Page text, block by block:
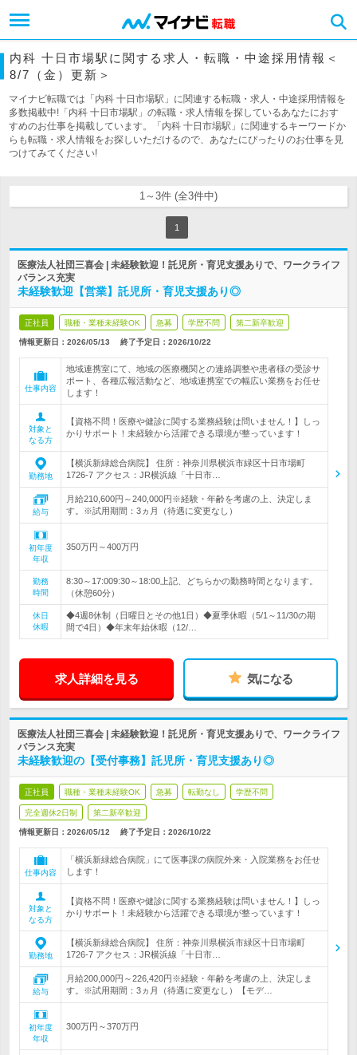
内科 十日市場駅に関する求人・転職・中途採用情報＜
8/7（金）更新＞
マイナビ転職では「内科 十日市場駅」に関連する転職・求人・中途採用情報を
多数掲載中!「内科 十日市場駅」の転職・求人情報を探しているあなたにおす
すめのお仕事を掲載しています。「内科 十日市場駅」に関連するキーワードか
らも転職・求人情報をお探しいただけるので、あなたにぴったりのお仕事を見
つけてみてください!
1～3件 (全3件中)
1
医療法人社団三喜会 | 未経験歓迎！託児所・育児支援ありで、ワークライフ
バランス充実
未経験歓迎【営業】託児所・育児支援あり◎
正社員 職種・業種未経験OK 急募 学歴不問 第二新卒歓迎
情報更新日：2026/05/13 終了予定日： 2026/10/22
仕事内容
地域連携室にて、地域の医療機関との連絡調整や患者様の受診サ
ポート、各種広報活動など、地域連携室での幅広い業務をお任せ
します！
対象と
なる方
【資格不問！医療や健診に関する業務経験は問いません！】しっ
かりサポート！未経験から活躍できる環境が整っています！
勤務地
【横浜新緑総合病院】 住所：神奈川県横浜市緑区十日市場町
1726-7 アクセス：JR横浜線「十日市…
給与
月給210,600円～240,000円※経験・年齢を考慮の上、決定しま
す。※試用期間：3ヵ月（待遇に変更なし）
初年度
年収
350万円～400万円
勤務
時間
8:30～17:009:30～18:00上記、どちらかの勤務時間となります。
（休憩60分）
休日
休暇
◆4週8休制（日曜日とその他1日）◆夏季休暇（5/1～11/30の期
間で4日）◆年末年始休暇（12/…
求人詳細を見る 気になる
医療法人社団三喜会 | 未経験歓迎！託児所・育児支援ありで、ワークライフ
バランス充実
未経験歓迎の【受付事務】託児所・育児支援あり◎
正社員 職種・業種未経験OK 急募 転勤なし 学歴不問
完全週休2日制 第二新卒歓迎
情報更新日：2026/05/12 終了予定日： 2026/10/22
仕事内容
「横浜新緑総合病院」にて医事課の病院外来・入院業務をお任せ
します！
対象と
なる方
【資格不問！医療や健診に関する業務経験は問いません！】しっ
かりサポート！未経験から活躍できる環境が整っています！
勤務地
【横浜新緑総合病院】 住所：神奈川県横浜市緑区十日市場町
1726-7 アクセス：JR横浜線「十日市…
給与
月給200,000円～226,420円※経験・年齢を考慮の上、決定しま
す。※試用期間：3ヵ月（待遇に変更なし）【モデ…
初年度
年収
300万円～370万円